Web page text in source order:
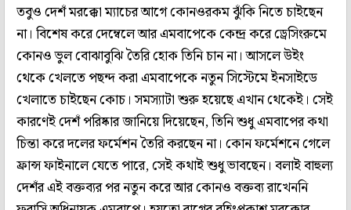
তবুও দেশঁ মরক্কো ম্যাচের আগে কোনওরকম ঝুঁকি নিতে চাইছেন
না। বিশেষ করে দেম্বেলে আর এমবাপেকে কেন্দ্র করে ড্রেসিংরুমে
কোনও ভুল বোঝাবুঝি তৈরি হোক তিনি চান না। আসলে উইং
থেকে খেলতে পছন্দ করা এমবাপেকে নতুন সিস্টেমে ইনসাইডে
খেলাতে চাইছেন কোচ। সমস্যাটা শুরু হয়েছে এখান থেকেই। সেই
কারণেই দেশঁ পরিষ্কার জানিয়ে দিয়েছেন, তিনি শুধু এমবাপের কথা
চিন্তা করে দলের ফর্মেশন তৈরি করছেন না। কোন ফর্মেশনে গেলে
ফ্রান্স ফাইনালে যেতে পারে, সেই কথাই শুধু ভাবছেন। বলাই বাহুল্য
দেশঁর এই বক্তব্যর পর নতুন করে আর কোনও বক্তব্য রাখেননি